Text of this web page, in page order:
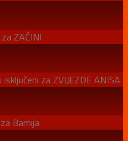
za ZAČINI
za ZVIJEZDE ANISA
za Bamija